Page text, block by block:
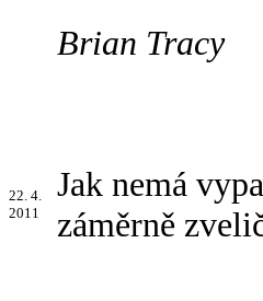
Brian Tracy
22. 4.
2011
Jak nemá
záměrně